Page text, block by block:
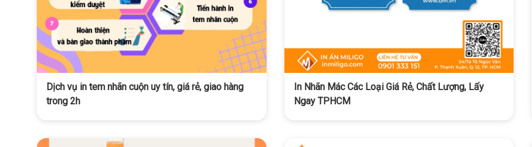
Dịch vụ in tem nhãn cuộn uy tín, giá rẻ, giao hàng
trong 2h
In Nhãn Mác Các Loại Giá Rẻ, Chất Lượng, Lấy
Ngay TPHCM